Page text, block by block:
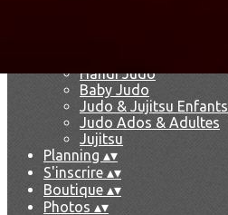
Handi Judo
Baby Judo
Judo & Jujitsu Enfants
Judo Ados & Adultes
Jujitsu
Planning ▴▾
S'inscrire ▴▾
Boutique ▴▾
Photos ▴▾